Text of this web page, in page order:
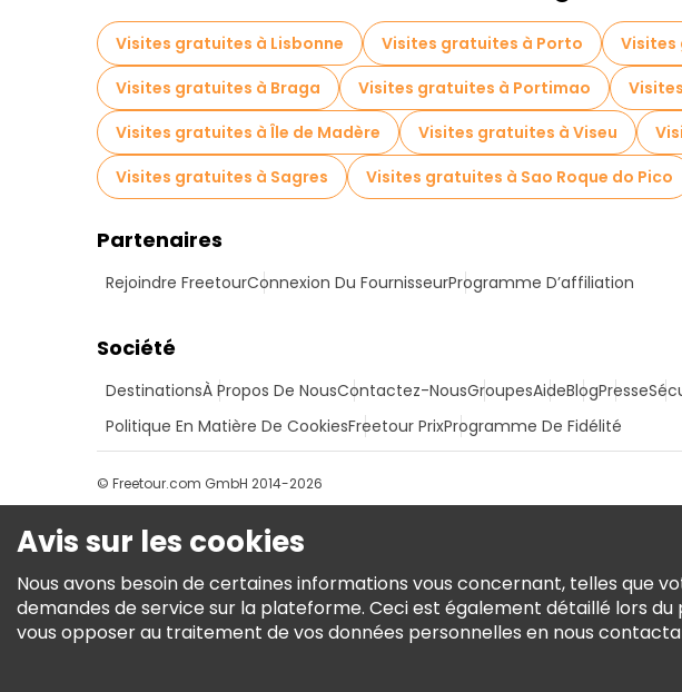
Visites gratuites à Lisbonne Visites gratuites à Porto Visites
Visites gratuites à Braga
Visites gratuites à Portimao
Visites gratuites à Île de Madère
Visites gratuites à Viseu
Visites gratuites à Sagres
Visites gratuites à Sao Roque do Pico
Partenaires
Rejoindre FreetourConnexion Du FournisseurProgramme D’affiliation
Société
DestinationsÀ Propos De NousContactez-NousGroupesAideBlogPresse
Politique En Matière De CookiesFreetour PrixProgramme De Fidélité
© Freetour.com GmbH 2014-2026
Avis sur les cookies
Nous avons besoin de certaines informations vous concernant, telles que
demandes de service sur la plateforme. Ceci est également détaillé lors
vous opposer au traitement de vos données personnelles en nous